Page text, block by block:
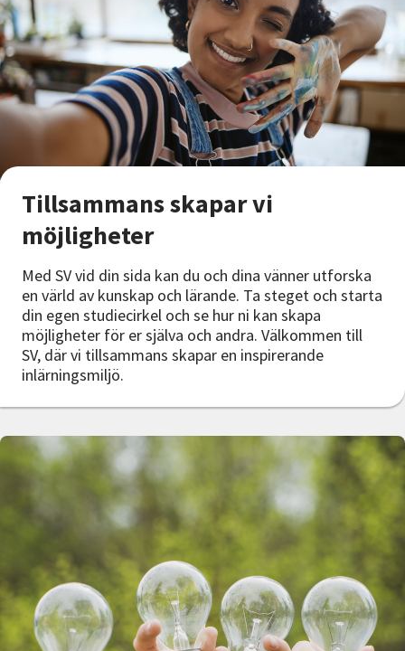
Tillsammans skapar vi
möjligheter
Med SV vid din sida kan du och dina vänner utforska
en värld av kunskap och lärande. Ta steget och starta
din egen studiecirkel och se hur ni kan skapa
möjligheter för er själva och andra. Välkommen till
SV, där vi tillsammans skapar en inspirerande
inlärningsmiljö.